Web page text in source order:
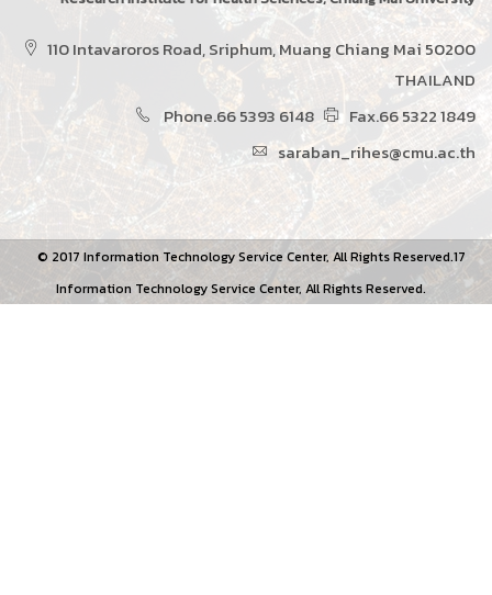
110 Intavaroros Road, Sriphum, Muang Chiang Mai 50200
THAILAND
Phone.66 5393 6148
Fax.66 5322 1849
saraban_rihes@cmu.ac.th
© 2017 Information Technology Service Center, All Rights Reserved.17
Information Technology Service Center, All Rights Reserved.